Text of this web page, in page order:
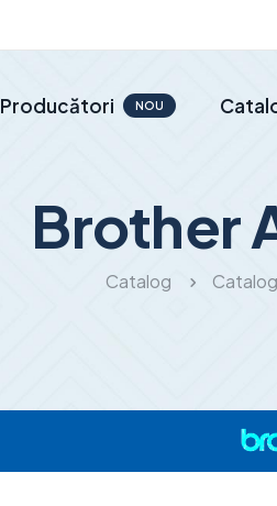
Producători NOU
Brother
Catalog Catalog